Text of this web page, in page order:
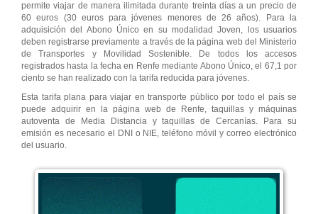
permite viajar de manera ilimitada durante treinta días a un precio de
60 euros (30 euros para jóvenes menores de 26 años). Para la
adquisición del Abono Único en su modalidad Joven, los usuarios
deben registrarse previamente a través de la página web del Ministerio
de Transportes y Movilidad Sostenible. De todos los accesos
registrados hasta la fecha en Renfe mediante Abono Único, el 67,1 por
ciento se han realizado con la tarifa reducida para jóvenes.
Esta tarifa plana para viajar en transporte público por todo el país se
puede adquirir en la página web de Renfe, taquillas y máquinas
autoventa de Media Distancia y taquillas de Cercanías. Para su
emisión es necesario el DNI o NIE, teléfono móvil y correo electrónico
del usuario.